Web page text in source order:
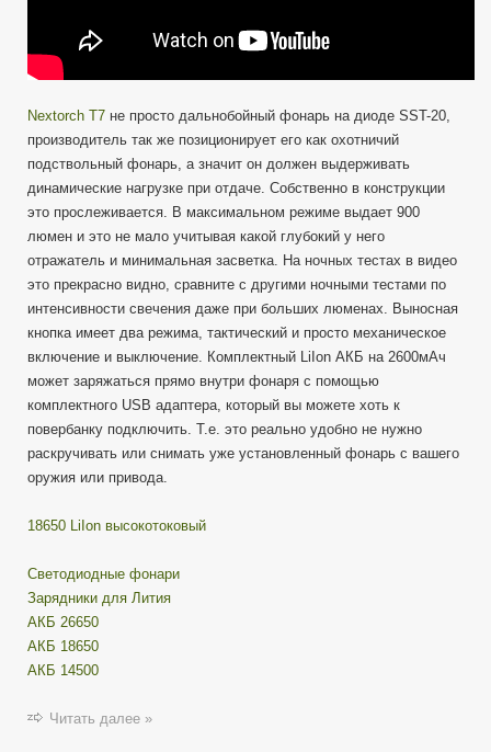
Nextorch T7 не просто дальнобойный фонарь на диоде SST-20,
производитель так же позиционирует его как охотничий
подствольный фонарь, а значит он должен выдерживать
динамические нагрузке при отдаче. Собственно в конструкции
это прослеживается. В максимальном режиме выдает 900
люмен и это не мало учитывая какой глубокий у него
отражатель и минимальная засветка. На ночных тестах в видео
это прекрасно видно, сравните с другими ночными тестами по
интенсивности свечения даже при больших люменах. Выносная
кнопка имеет два режима, тактический и просто механическое
включение и выключение. Комплектный LiIon АКБ на 2600мАч
может заряжаться прямо внутри фонаря с помощью
комплектного USB адаптера, который вы можете хоть к
повербанку подключить. Т.е. это реально удобно не нужно
раскручивать или снимать уже установленный фонарь с вашего
оружия или привода.
18650 LiIon высокотоковый
Cветодиодные фонари
Зарядники для Лития
АКБ 26650
АКБ 18650
АКБ 14500
Читать далее »